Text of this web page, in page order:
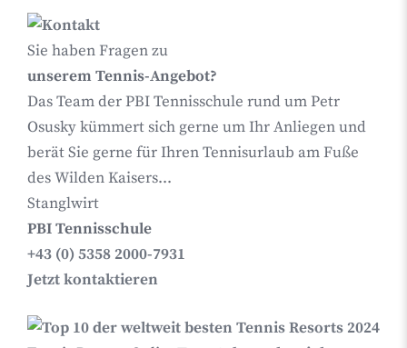
Sie haben Fragen zu
unserem Tennis-Angebot?
Das Team der PBI Tennisschule rund um Petr
Osusky kümmert sich gerne um Ihr Anliegen und
berät Sie gerne für Ihren Tennisurlaub am Fuße
des Wilden Kaisers...
Stanglwirt
PBI Tennisschule
+43 (0) 5358 2000-7931
Jetzt kontaktieren